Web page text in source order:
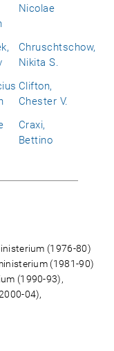
Nicolae
Chruschtschow,
Nikita S.
Clifton,
Chester V.
Craxi,
Bettino
(1976-80)
(1981-90)
(1990-93),
04),